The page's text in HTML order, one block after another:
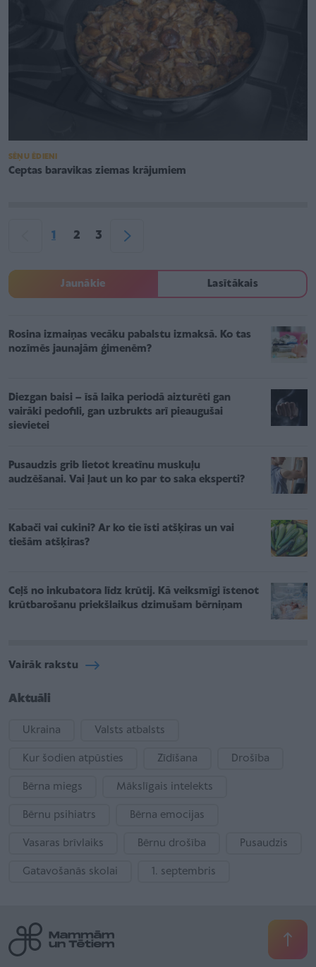
SĒŅU ĒDIENI
Ceptas baravikas ziemas krājumiem
1 2 3
Jaunākie Lasītākais
Rosina izmaiņas vecāku pabalstu izmaksā. Ko tas
nozīmēs jaunajām ģimenēm?
Diezgan baisi – īsā laika periodā aizturēti gan
vairāki pedofili, gan uzbrukts arī pieaugušai
sievietei
Pusaudzis grib lietot kreatīnu muskuļu
audzēšanai. Vai ļaut un ko par to saka eksperti?
Kabači vai cukini? Ar ko tie īsti atšķiras un vai
tiešām atšķiras?
Ceļš no inkubatora līdz krūtij. Kā veiksmīgi īstenot
krūtbarošanu priekšlaikus dzimušam bērniņam
Vairāk rakstu
Aktuāli
Ukraina Valsts atbalsts
Kur šodien atpūsties Zīdīšana Drošība
Bērna miegs Mākslīgais intelekts
Bērnu psihiatrs Bērna emocijas
Vasaras brīvlaiks Bērnu drošība Pusaudzis
Gatavošanās skolai 1. septembris